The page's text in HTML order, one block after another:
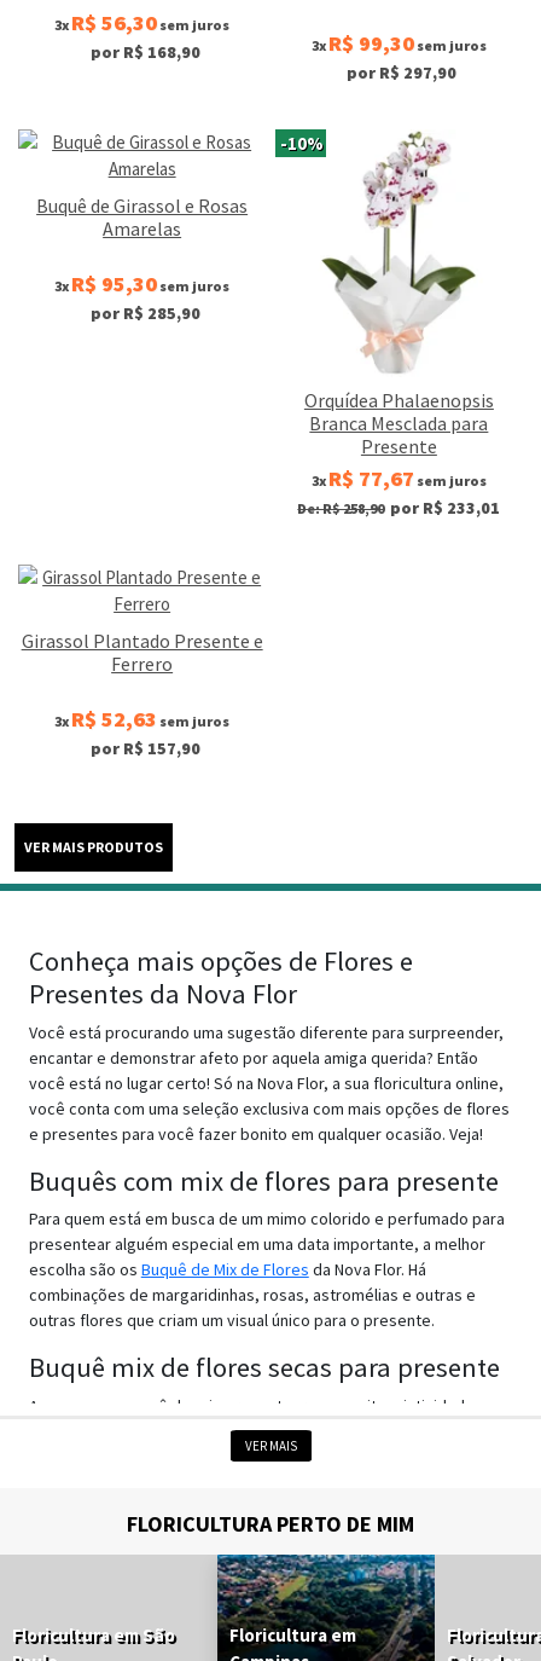
3x R$ 56,30 sem juros
por R$ 168,90 3x R$ 99,30sem juros
por R$ 297,90
Buquê de Girassol e Rosas
Amarelas
3x R$ 95,30 sem juros
por R$ 285,90
-10%
Orquídea Phalaenopsis
Branca Mesclada para
Presente
3x R$ 77,67 sem juros
De: R$ 258,90 por R$ 233,01
Girassol Plantado Presente e
Ferrero
3x R$ 52,63 sem juros
por R$ 157,90
Conheça mais opções de Flores e
Presentes da Nova Flor
Você está procurando uma sugestão diferente para surpreender,
encantar e demonstrar afeto por aquela amiga querida? Então
você está no lugar certo! Só na Nova Flor, a sua floricultura online,
você conta com uma seleção exclusiva com mais opções de flores
e presentes para você fazer bonito em qualquer ocasião. Veja!
Buquês com mix de flores para presente
Para quem está em busca de um mimo colorido e perfumado para
presentear alguém especial em uma data importante, a melhor
escolha são os Buquê de Mix de Flores da Nova Flor. H
combinações de margaridinhas, rosas, astromélias e outras e
outras flores que criam um visual único para o presente.
Buquê mix de flores secas para presente
A pessoa que você deseja presentear com muita criatividade, a
nossa sugestão são os nossos buquês mix de flores secas que
são perfeitos para encantar a pessoa homenageada e ainda dão
Cestas com mix de flores para presente
Aquela pessoa querida está celebrando o aniversário ou uma
conquista importante e você está procurando um mimo completo
e recheado de carinho? Então você precisa conhecer as cestas
com mix de flores para presente. São combinações deFlores,
VER MAIS
FLORICULTURA PERTO DE MIM
Floricultura em São
Floricultura em